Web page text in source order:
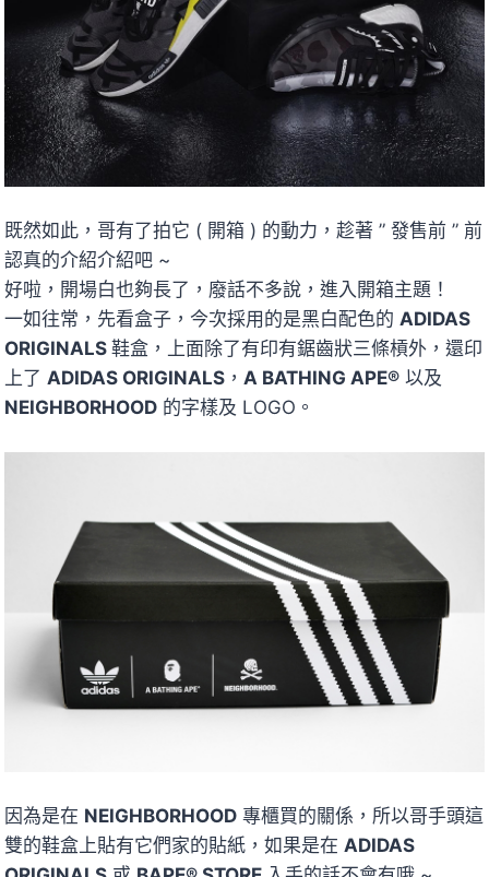
既然如此，哥有了拍它 ( 開箱 ) 的動力，趁著 ” 發售前 ” 前
認真的介紹介紹吧 ~
好啦，開場白也夠長了，廢話不多說，進入開箱主題！
一如往常，先看盒子，今次採用的是黑白配色的 ADIDAS
ORIGINALS 鞋盒，上面除了有印有鋸齒狀三條槓外，還印
上了 ADIDAS ORIGINALS ， A BATHING APE® 以及
NEIGHBORHOOD 的字樣及 LOGO。
因為是在 NEIGHBORHOOD 專櫃買的關係，所以哥手頭這
雙的鞋盒上貼有它們家的貼紙，如果是在 ADIDAS